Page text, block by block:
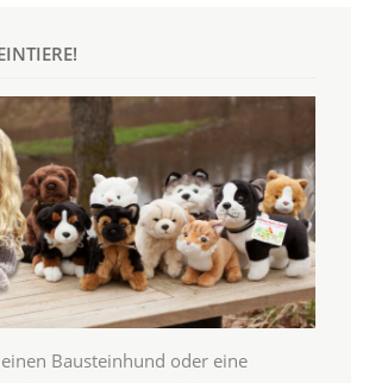
Bausteinhund oder eine